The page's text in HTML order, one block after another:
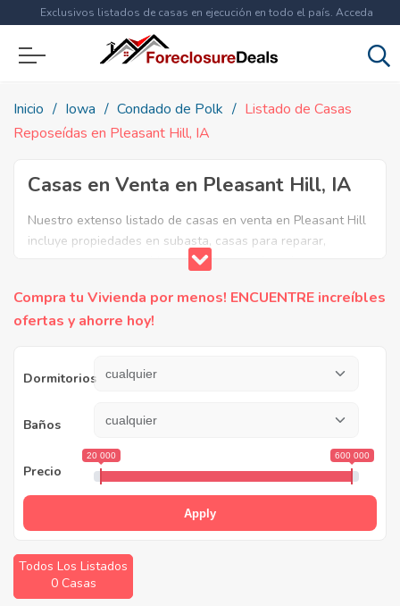
Exclusivos listados de casas en ejecución en todo el país. Acceda
ahora a
Inicio Iowa Condado de Polk
Listado de Casas
Reposeídas en Pleasant Hill, IA
Casas en Venta en Pleasant Hill, IA
Nuestro extenso listado de casas en venta en Pleasant Hill
incluye propiedades en subasta, casas para reparar,
apartamentos reposeidos por el banco, ejecuciones
lo que necesita y aproveche estas increibles ofertas en
Bienes Raíces en Pleasant Hill, Iowa.
Compra tu Vivienda por menos! ENCUENTRE increíbles
ofertas y ahorre hoy!
Dormitorios
Baños
Precio
20 000 600 000
Apply
Todos Los Listados
0 Casas